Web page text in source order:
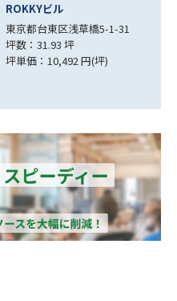
Landman
ASAKUSABASHI
東京都台東区柳橋2-4-2
坪数：39.28 坪